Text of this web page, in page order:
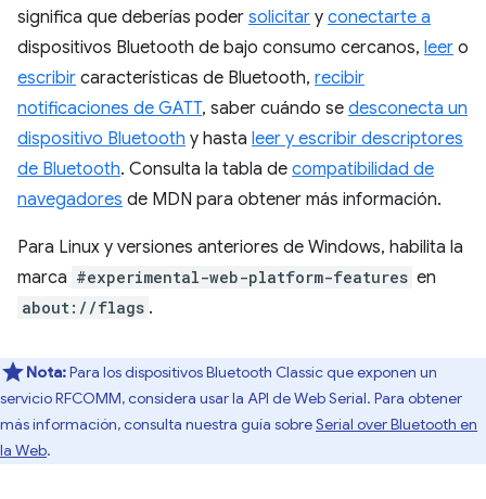
significa que deberías poder solicitar y conectarte a
dispositivos Bluetooth de bajo consumo cercanos, leer o
escribir características de Bluetooth, recibir
notificaciones de GATT, saber cuándo se desconecta un
dispositivo Bluetooth y hasta leer y escribir descriptores
de Bluetooth. Consulta la tabla de compatibilidad de
navegadores de MDN para obtener más información.
Para Linux y versiones anteriores de Windows, habilita la
marca #experimental-web-platform-features en
about://flags .
Nota:Para los dispositivos Bluetooth Classic que exponen un
servicio RFCOMM, considera usar la API de Web Serial. Para obtener
más información, consulta nuestra guía sobreSerial over Bluetooth en
la Web.